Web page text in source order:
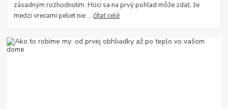
zásadným rozhodnutím. Hoci sa na prvý pohľad môže zdať, že
medzi vrecami peliet nie ...čítať celé